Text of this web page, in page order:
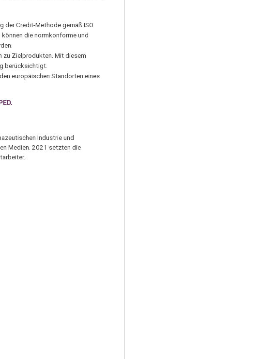
der Credit-Methode gemäß ISO
die normkonforme und
zu Zielprodukten. Mit diesem
berücksichtigt.
europäischen Standorten eines
Industrie und
Medien. 2021 setzten die